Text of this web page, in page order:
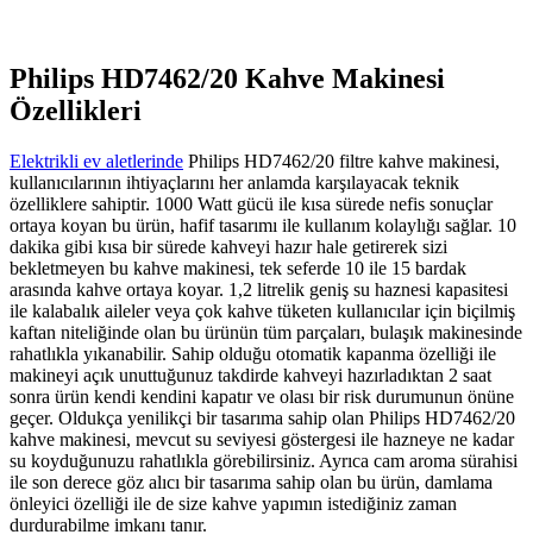
Philips HD7462/20 Kahve Makinesi
Özellikleri
Elektrikli ev aletlerinde Philips HD7462/20 filtre kahve makinesi,
kullanıcılarının ihtiyaçlarını her anlamda karşılayacak teknik
özelliklere sahiptir. 1000 Watt gücü ile kısa sürede nefis sonuçlar
ortaya koyan bu ürün, hafif tasarımı ile kullanım kolaylığı sağlar. 10
dakika gibi kısa bir sürede kahveyi hazır hale getirerek sizi
bekletmeyen bu kahve makinesi, tek seferde 10 ile 15 bardak
arasında kahve ortaya koyar. 1,2 litrelik geniş su haznesi kapasitesi
ile kalabalık aileler veya çok kahve tüketen kullanıcılar için biçilmiş
kaftan niteliğinde olan bu ürünün tüm parçaları, bulaşık makinesinde
rahatlıkla yıkanabilir. Sahip olduğu otomatik kapanma özelliği ile
makineyi açık unuttuğunuz takdirde kahveyi hazırladıktan 2 saat
sonra ürün kendi kendini kapatır ve olası bir risk durumunun önüne
geçer. Oldukça yenilikçi bir tasarıma sahip olan Philips HD7462/20
kahve makinesi, mevcut su seviyesi göstergesi ile hazneye ne kadar
su koyduğunuzu rahatlıkla görebilirsiniz. Ayrıca cam aroma sürahisi
ile son derece göz alıcı bir tasarıma sahip olan bu ürün, damlama
önleyici özelliği ile de size kahve yapımın istediğiniz zaman
durdurabilme imkanı tanır.